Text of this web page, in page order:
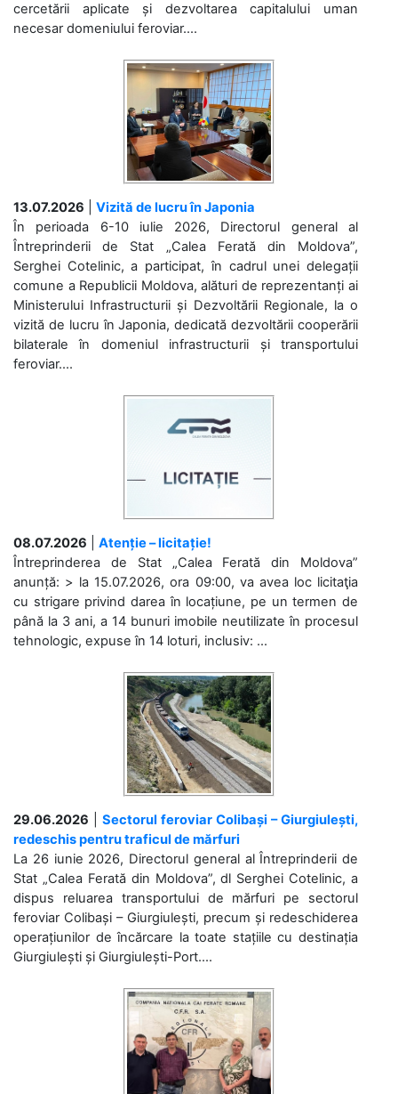
cercetării aplicate și dezvoltarea capitalului uman
necesar domeniului feroviar....
13.07.2026
Vizită de lucru în Japonia
În perioada 6-10 iulie 2026, Directorul general al
Întreprinderii de Stat „Calea Ferată din Moldova”,
Serghei Cotelinic, a participat, în cadrul unei delegații
comune a Republicii Moldova, alături de reprezentanți ai
Ministerului Infrastructurii și Dezvoltării Regionale, la o
vizită de lucru în Japonia, dedicată dezvoltării cooperării
bilaterale în domeniul infrastructurii și transportului
feroviar....
08.07.2026
Atenție – licitație!
Întreprinderea de Stat „Calea Ferată din Moldova”
anunță: > la 15.07.2026, ora 09:00, va avea loc licitaţia
cu strigare privind darea în locațiune, pe un termen de
până la 3 ani, a 14 bunuri imobile neutilizate în procesul
tehnologic, expuse în 14 loturi, inclusiv: ...
29.06.2026
Sectorul feroviar Colibași – Giurgiulești,
redeschis pentru traficul de mărfuri
La 26 iunie 2026, Directorul general al Întreprinderii de
Stat „Calea Ferată din Moldova”, dl Serghei Cotelinic, a
dispus reluarea transportului de mărfuri pe sectorul
feroviar Colibași – Giurgiulești, precum și redeschiderea
operațiunilor de încărcare la toate stațiile cu destinația
Giurgiulești și Giurgiulești-Port....